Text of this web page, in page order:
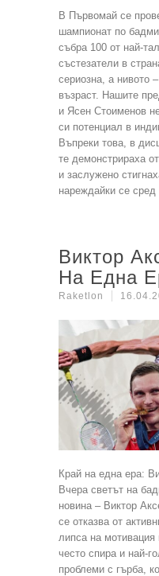
В Първомай се
шампионат по
събра 100 от най-
състезатели в
сериозна, а нивото
възраст. Нашите
и Ясен Стоименов
си потенциал в
Въпреки това, в
те демонстрираха
и заслужено
нареждайки се сред
Виктор
На Една
Raketlon
Край на една ера:
Вчера светът на
новина – Виктор
се отказва от
липса на
често спира и най-
проблеми с гърба,